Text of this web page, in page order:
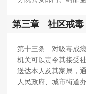
第三章 社区戒毒
第十三条 对吸毒成瘾
机关可以责令其接受
送达本人及其家属，
人民政府、城市街道办